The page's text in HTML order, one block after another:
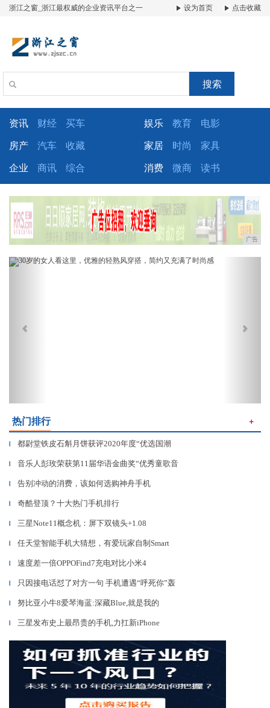
浙江之窗_浙江最权威的企业资讯平台之一 设为首页 点击收藏
搜索
资讯 财经 买车 娱乐 教育 电影
房产 汽车 收藏 家居 时尚 家具
企业 商讯 综合 消费 微商 读书
广告
Previous
热门排行 ＋
▎ 都尉堂铁皮石斛月饼获评2020年度“优选国潮
▎ 音乐人彭玫荣获第11届华语金曲奖“优秀童歌音
▎ 告别冲动的消费，该如何选购神舟手机
▎ 奇酷登顶？十大热门手机排行
▎ 三星Note11概念机：屏下双镜头+1.08
▎ 任天堂智能手机大猜想，有爱玩家自制Smart
▎ 速度差一倍OPPOFind7充电对比小米4
▎ 只因接电话怼了对方一句 手机遭遇“呼死你”轰
▎ 努比亚小牛8爱琴海蓝:深藏Blue,就是我的
▎ 三星发布史上最昂贵的手机,力扛新iPhone